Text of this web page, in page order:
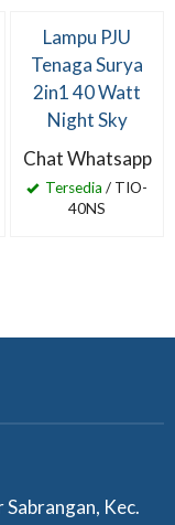
Lampu PJU
Tenaga Surya
2in1 40 Watt
Night Sky
Chat Whatsapp
Tersedia / TIO-
40NS
Kec.